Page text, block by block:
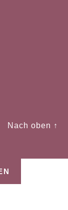
Nach oben ↑